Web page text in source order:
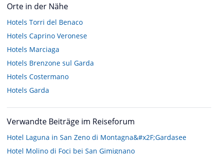
Orte in der Nähe
Hotels Torri del Benaco
Hotels Caprino Veronese
Hotels Marciaga
Hotels Brenzone sul Garda
Hotels Costermano
Hotels Garda
Verwandte Beiträge im Reiseforum
Hotel Laguna in San Zeno di Montagna&#x2F;Gardasee
Hotel Molino di Foci bei San Gimignano